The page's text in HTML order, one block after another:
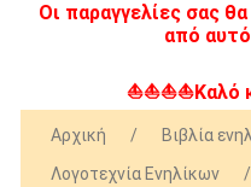
Οι παραγγελίες σας
από
⛵⛵⛵⛵Καλό
Αρχική / Βιβλία
Λογοτεχνία Ενηλίκων
/